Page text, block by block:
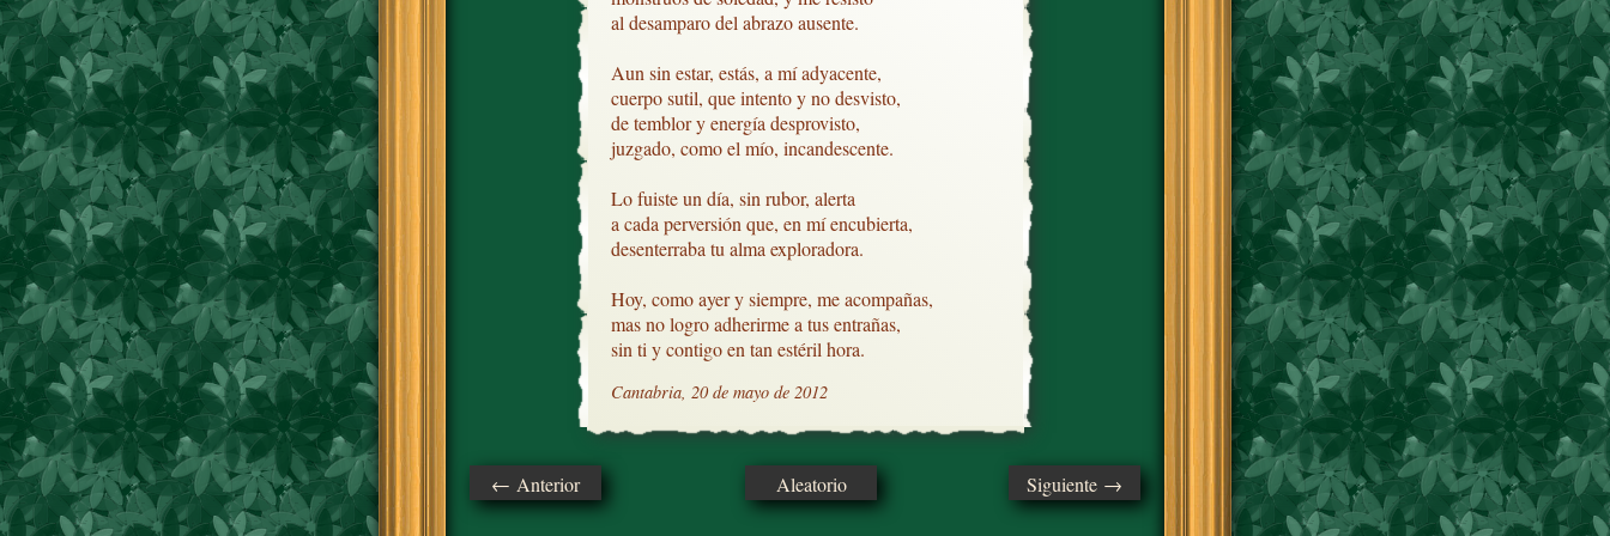
al desamparo del abrazo ausente.
Aun sin estar, estás, a mí adyacente,
cuerpo sutil, que intento y no desvisto,
de temblor y energía desprovisto,
juzgado, como el mío, incandescente.
Lo fuiste un día, sin rubor, alerta
a cada perversión que, en mí encubierta,
desenterraba tu alma exploradora.
Hoy, como ayer y siempre, me acompañas,
mas no logro adherirme a tus entrañas,
sin ti y contigo en tan estéril hora.
Cantabria, 20 de mayo de 2012
← Anterior Aleatorio Siguiente →